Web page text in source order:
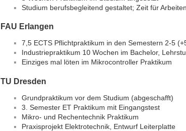
Studium berufsbegleitend gestaltet; Zeit für Arbeiten
FAU Erlangen
7,5 ECTS Pflichtpraktikum in den Semestern 2-5
Industriepraktikum 10 Wochen im Bachelor,
Einziges mal löten im Mikrocontroller Praktikum
TU Dresden
Grundpraktikum vor dem Studium (abgeschafft)
3. Semester ET Praktikum mit Eingangstest
Mikro- und Rechentechnik Praktikum
Praxisprojekt Elektrotechnik, Entwurf Leiterplatte